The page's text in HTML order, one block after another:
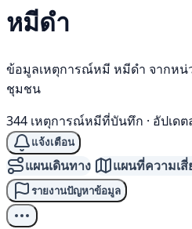
หมีดำ
ข้อมูลเหตุการณ์หมี หมีดำ จากหน่
ชุมชน
344 เหตุการณ์หมีที่บันทึก · อัปเด
แจ้งเตือน
แผนเดินทาง แผนที่ความเสี่
รายงานปัญหาข้อมูล